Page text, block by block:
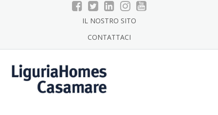
IL NOSTRO SITO
CONTATTACI